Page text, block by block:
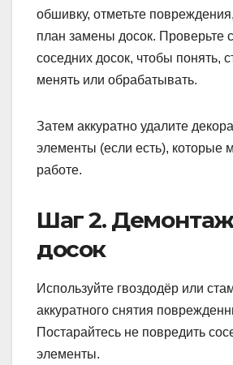
обшивку, отметьте
план замены досок. Проверьте
соседних досок, чтобы понять,
менять или обрабатывать.
Затем аккуратно удалите
элементы (если есть), которые
работе.
Шаг 2.
досок
Используйте гвоздодёр или
аккуратного снятия
Постарайтесь не повредить
элементы.